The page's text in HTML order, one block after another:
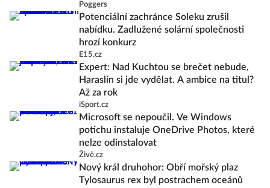
Poggers
Potenciální zachránce Soleku zrušil
nabídku. Zadlužené solární společnosti
hrozí konkurz
E15.cz
Expert: Nad Kuchtou se brečet nebude,
Haraslín si jde vydělat. A ambice na titul?
Až za rok
iSport.cz
Microsoft se nepoučil. Ve Windows
potichu instaluje OneDrive Photos, které
nelze odinstalovat
Živě.cz
Nový král druhohor: Obří mořský plaz
Tylosaurus rex byl postrachem oceánů